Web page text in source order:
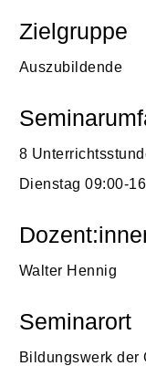
Zielgruppe
Auszubildende
8
Dienstag 09:00-
Walter Hennig
Seminarort
Bildungswerk der